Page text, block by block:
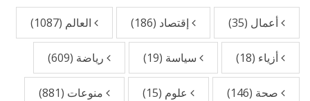
أعمال (35) إقتصاد (186) العالم (1087)
أزياء (18) سياسة (19) رياضة (609)
صحة (146) علوم (15) منوعات (881)